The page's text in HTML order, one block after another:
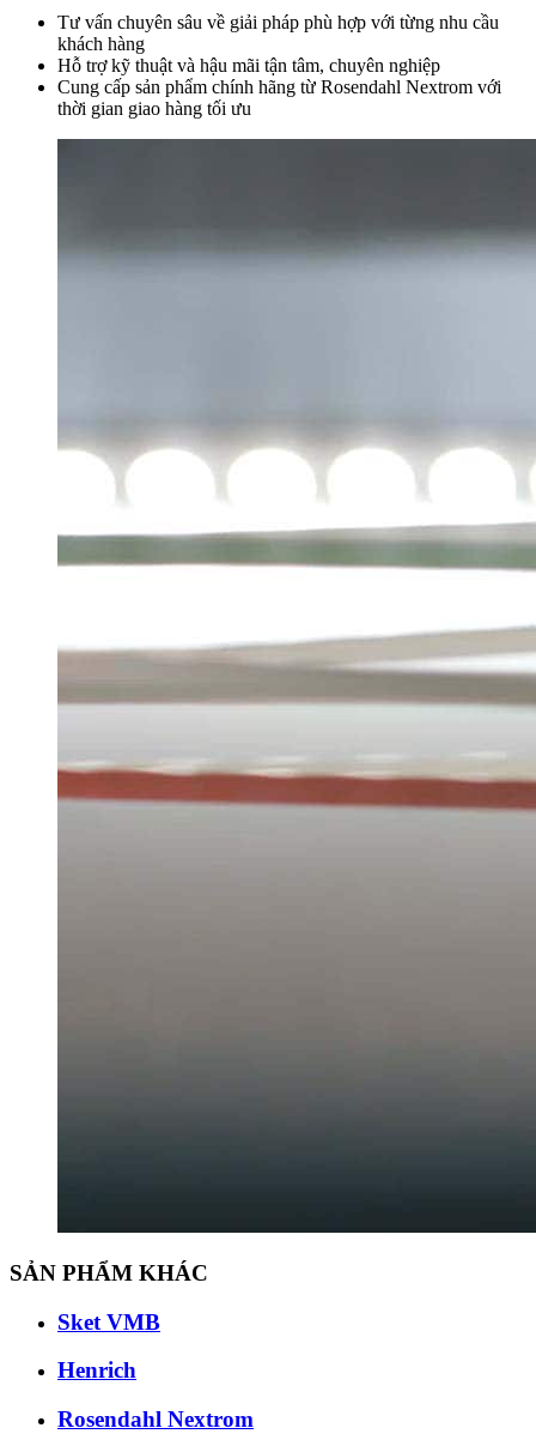
Tư vấn chuyên sâu về giải pháp phù hợp với từng nhu cầu
khách hàng
Hỗ trợ kỹ thuật và hậu mãi tận tâm, chuyên nghiệp
Cung cấp sản phẩm chính hãng từ Rosendahl Nextrom với
thời gian giao hàng tối ưu
SẢN PHẨM KHÁC
Sket VMB
Henrich
Rosendahl Nextrom